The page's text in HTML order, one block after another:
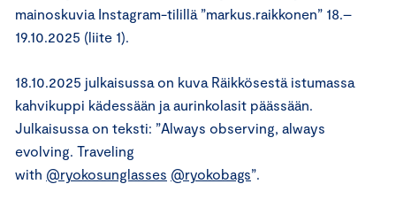
mainoskuvia Instagram-tilillä ”markus.raikkonen” 18.–
19.10.2025 (liite 1).
18.10.2025 julkaisussa on kuva Räikkösestä istumassa
kahvikuppi kädessään ja aurinkolasit päässään.
Julkaisussa on teksti: ”Always observing, always
evolving. Traveling
with @ryokosunglasses @ryokobags”.